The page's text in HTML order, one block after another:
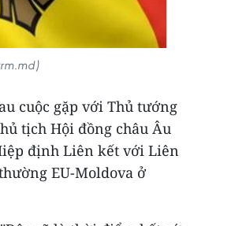
cuộc gặp với Thủ tướng
tịch Hội đồng châu Âu
định Liên kết với Liên
EU-Moldova ở